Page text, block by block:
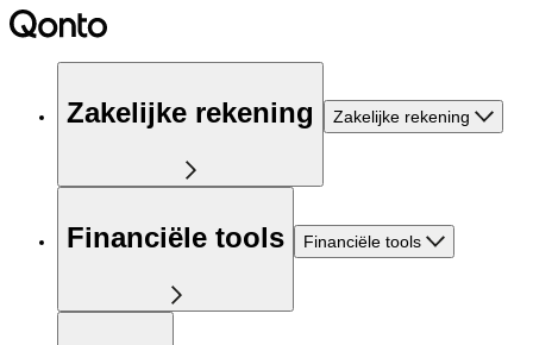
Zakelijke rekening Zakelijke rekening
Financiële tools Financiële tools